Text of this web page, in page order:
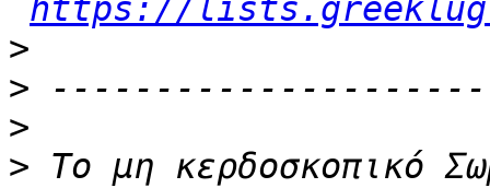
https://
>
>
>
> Το μη κερδοσκοπικό